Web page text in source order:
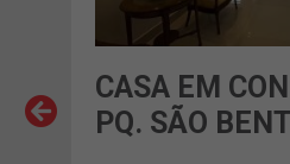
|
CASA EM
PQ. SÃO